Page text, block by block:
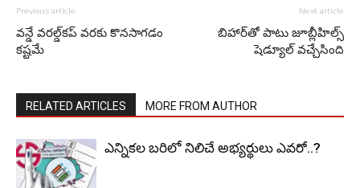
Previous article
వన్డే వరల్డ్‌కప్ వరకు కొనసాగడం
కష్టమే
Next article
బిహార్‌తో పాటు జూబ్లీహిల్స్
షెడ్యూల్ వచ్చేసింది
RELATED ARTICLES MORE FROM AUTHOR
ఎన్నికల బరిలో నిలిచే అభ్యర్థులు ఎవరో..?